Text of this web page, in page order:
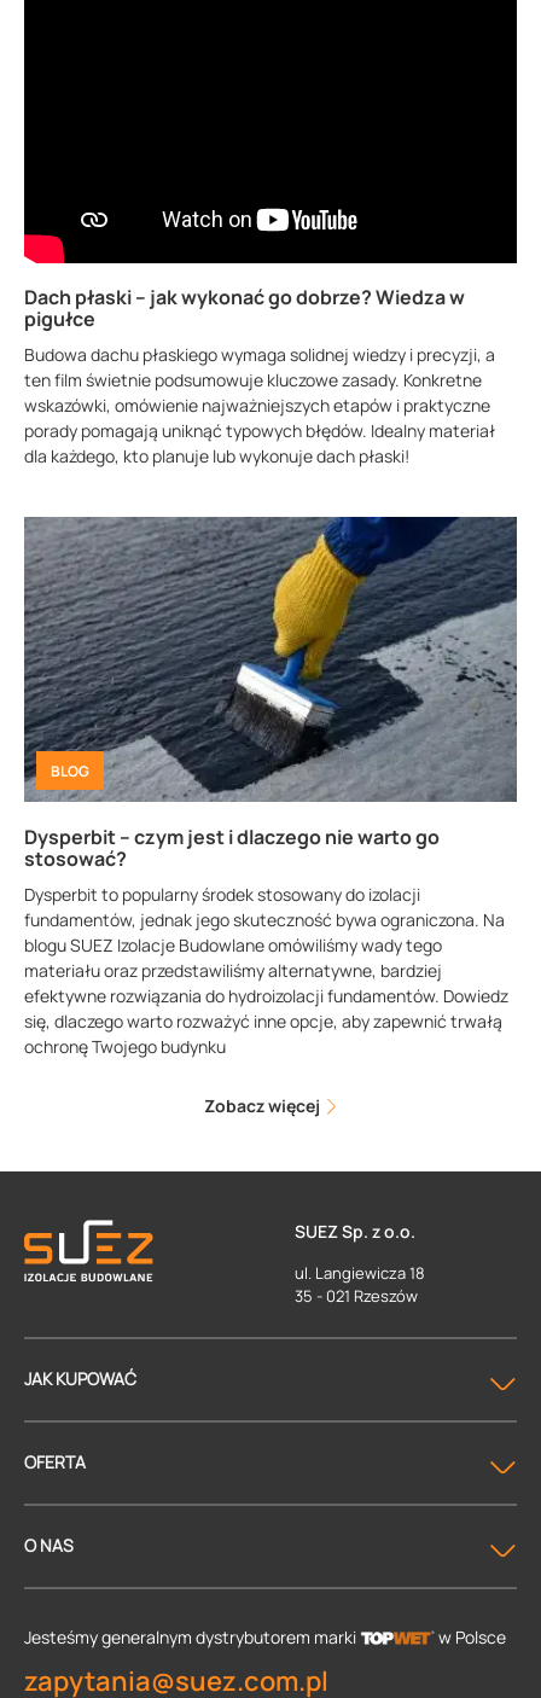
Dach płaski – jak wykonać go dobrze? Wiedza w
pigułce
Budowa dachu płaskiego wymaga solidnej wiedzy i precyzji, a
ten film świetnie podsumowuje kluczowe zasady. Konkretne
wskazówki, omówienie najważniejszych etapów i praktyczne
porady pomagają uniknąć typowych błędów. Idealny materiał
dla każdego, kto planuje lub wykonuje dach płaski!
BLOG
Dysperbit – czym jest i dlaczego nie warto go
stosować?
Dysperbit to popularny środek stosowany do izolacji
fundamentów, jednak jego skuteczność bywa ograniczona. Na
blogu SUEZ Izolacje Budowlane omówiliśmy wady tego
materiału oraz przedstawiliśmy alternatywne, bardziej
efektywne rozwiązania do hydroizolacji fundamentów. Dowiedz
się, dlaczego warto rozważyć inne opcje, aby zapewnić trwałą
ochronę Twojego budynku
Zobacz więcej
SUEZ Sp. z o.o.
ul. Langiewicza 18
35 - 021 Rzeszów
JAK KUPOWAĆ
OFERTA
O NAS
Jesteśmy generalnym dystrybutorem marki w Polsce
zapytania@suez.com.pl